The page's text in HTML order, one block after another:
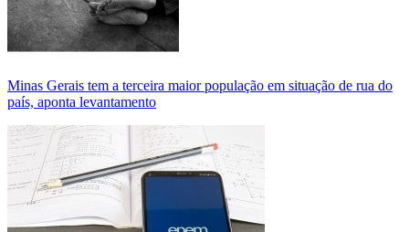
Minas Gerais tem a terceira maior população em situação de rua do
país, aponta levantamento